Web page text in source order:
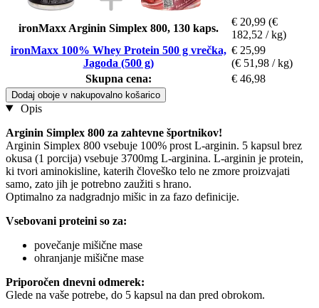
ironMaxx Arginin Simplex 800, 130 kaps.
€ 20,99 (€
182,52 / kg)
ironMaxx 100% Whey Protein 500 g vrečka,
Jagoda (500 g)
€ 25,99
(€ 51,98 / kg)
Skupna cena:
€ 46,98
Dodaj oboje v nakupovalno košarico
Opis
Arginin Simplex 800 za zahtevne športnikov!
Arginin Simplex 800 vsebuje 100% prost L-arginin. 5 kapsul brez
okusa (1 porcija) vsebuje 3700mg L-arginina. L-arginin je protein,
ki tvori aminokisline, katerih človeško telo ne zmore proizvajati
samo, zato jih je potrebno zaužiti s hrano.
Optimalno za nadgradnjo mišic in za fazo definicije.
Vsebovani proteini so za:
povečanje mišične mase
ohranjanje mišične mase
Priporočen dnevni odmerek:
Glede na vaše potrebe, do 5 kapsul na dan pred obrokom.